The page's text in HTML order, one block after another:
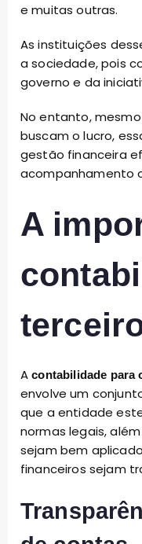
e muitas outras.
As instituições
a sociedade, pois
governo e da
No entanto,
buscam o lucro,
gestão financeira
acompanhamento
A
Acontabilidade para
envolve um
que a entidade
normas legais,
sejam bem
financeiros sejam